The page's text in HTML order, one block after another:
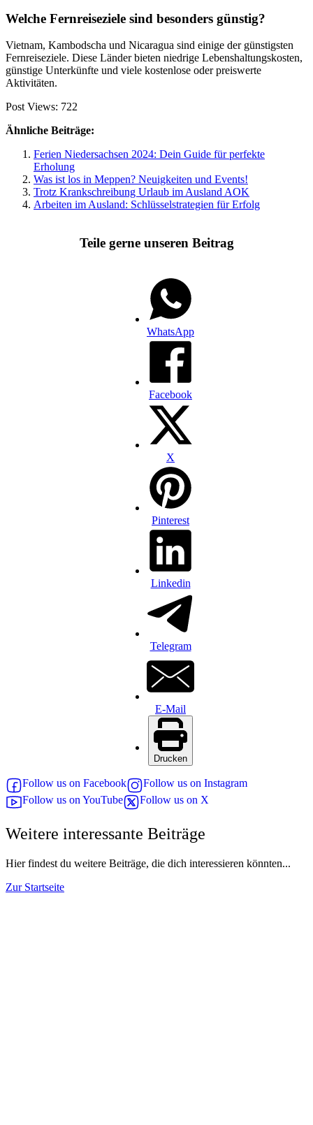
Welche Fernreiseziele sind besonders günstig?
Vietnam, Kambodscha und Nicaragua sind einige der günstigsten
Fernreiseziele. Diese Länder bieten niedrige Lebenshaltungskosten,
günstige Unterkünfte und viele kostenlose oder preiswerte
Aktivitäten.
Post Views: 722
Ähnliche Beiträge:
Ferien Niedersachsen 2024: Dein Guide für perfekte
Erholung
Was ist los in Meppen? Neuigkeiten und Events!
Trotz Krankschreibung Urlaub im Ausland AOK
Arbeiten im Ausland: Schlüsselstrategien für Erfolg
Teile gerne unseren Beitrag
WhatsApp
Facebook
X
Pinterest
Linkedin
Telegram
E-Mail
Drucken
Follow us on Facebook
Follow us on Instagram
Follow us on YouTube
Follow us on X
Weitere interessante Beiträge
Hier findest du weitere Beiträge, die dich interessieren könnten...
Zur Startseite